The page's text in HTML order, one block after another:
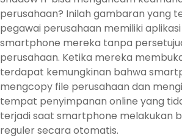
perusahaan? Inilah gambaran yang
pegawai perusahaan memiliki
smartphone mereka tanpa
perusahaan. Ketika mereka
terdapat kemungkinan bahwa
mengcopy file perusahaan dan
tempat penyimpanan online yang
terjadi saat smartphone melakukan
reguler secara otomatis.